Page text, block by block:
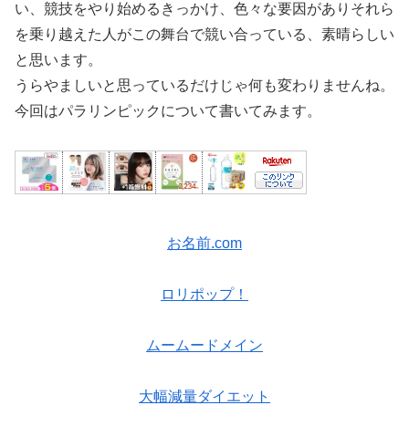
い、競技をやり始めるきっかけ、色々な要因がありそれら
を乗り越えた人がこの舞台で競い合っている、素晴らしい
と思います。
うらやましいと思っているだけじゃ何も変わりませんね。
今回はパラリンピックについて書いてみます。
お名前.com
ロリポップ！
ムームードメイン
大幅減量ダイエット